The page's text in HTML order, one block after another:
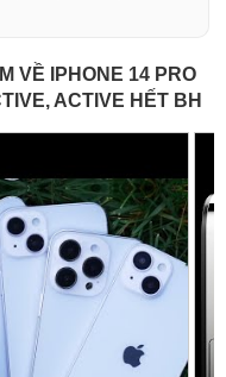
VỀ IPHONE 14 PRO
ACTIVE HẾT BH